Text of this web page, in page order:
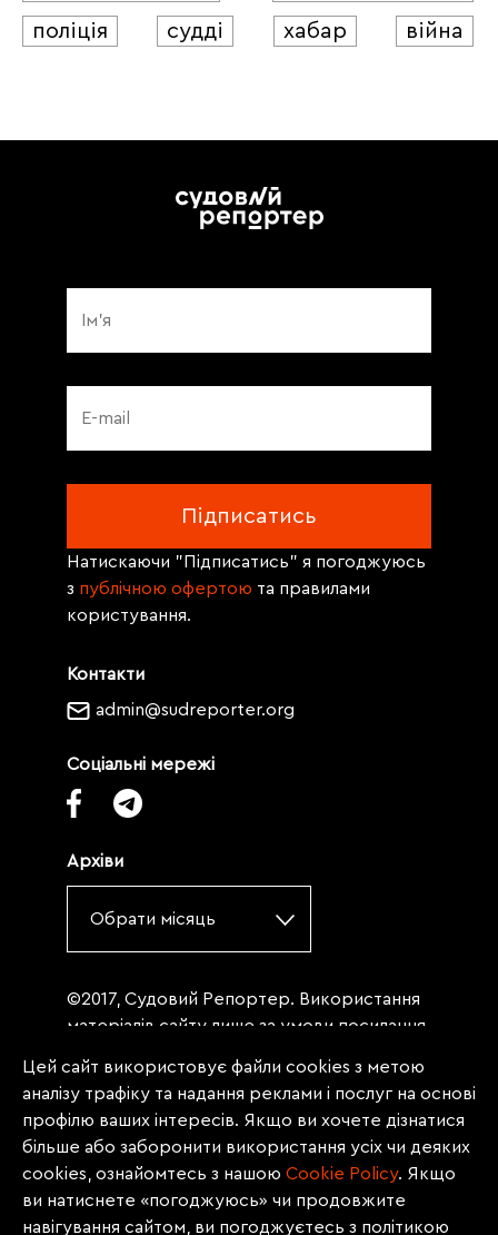
поліція
судді хабар війна
Контакти
admin@sudreporter.org
Соціальні мережі
Архіви
Обрати місяць
Натискаючи "Підписатись" я погоджуюсь
з публічною офертою та правилами
користування.
©2017, Судовий Репортер. Використання
матеріалів сайту лише за умови посилання
«Судовий репортер» не нижче третього
абзацу. Матеріали, щодо яких міститься
заборона на повну републікацію
(передрук, копіювання, відтворення або
інше використання), заборонено
передруковувати без згоди редакції.
Цей сайт використовує файли cookies з метою
аналізу трафіку та надання реклами і послуг на основі
профілю ваших інтересів. Якщо ви хочете дізнатися
більше або заборонити використання усіх чи деяких
cookies, ознайомтесь з нашою Сookie Policy. Якщо
ви натиснете «погоджуюсь» чи продовжите
навігування сайтом, ви погоджуєтесь з політикою